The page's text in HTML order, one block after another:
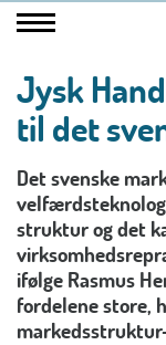
Jysk
til det
Det svenske
struktur og det
ifølge Rasmus
fordelene store,